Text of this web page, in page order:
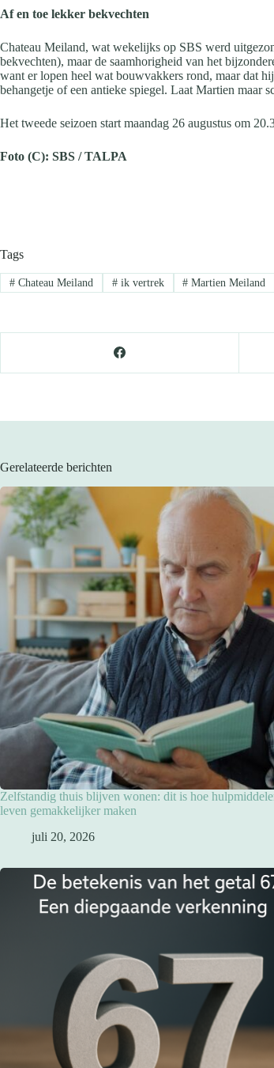
Af en toe lekker bekvechten
Chateau Meiland, wat wekelijks op SBS werd
bekvechten), maar de saamhorigheid van het
want er lopen heel wat bouwvakkers rond, maar dat
behangetje of een antieke spiegel. Laat Martien maar
Het tweede seizoen start maandag 26 augustus om
Foto (C): SBS / TALPA
Tags
#Chateau Meiland #ik vertrek # Martien Meiland
Gerelateerde berichten
Zelfstandig thuis blijven wonen: dit is hoe
leven gemakkelijker maken
juli 20, 2026